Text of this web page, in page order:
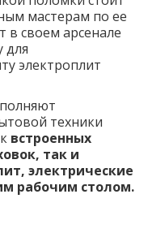
мастерам по ее
в своем арсенале
для
электроплит
техники
встроенных
так и
электрические
рабочим столом.